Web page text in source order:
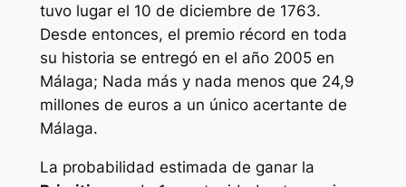
tuvo lugar el 10 de diciembre de 1763.
Desde entonces, el premio récord en toda
su historia se entregó en el año 2005 en
Málaga; Nada más y nada menos que 24,9
millones de euros a un único acertante de
Málaga.
La probabilidad estimada de ganar la